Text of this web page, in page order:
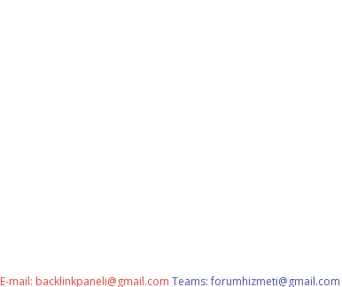
E-mail: backlinkpaneli@gmail.com Teams:forumhizmeti@gmail.com